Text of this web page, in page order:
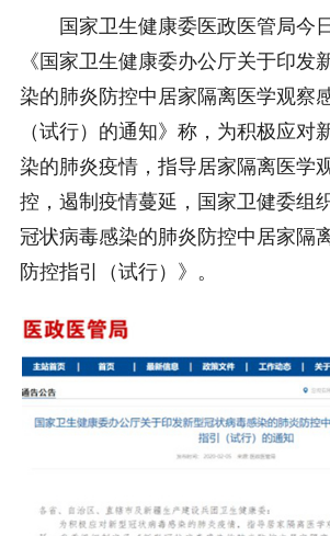
国家卫生健康委医政医管局今
《国家卫生健康委办公厅关于印发
染的肺炎防控中居家隔离医学观察
（试行）的通知》称，为积极应对
染的肺炎疫情，指导居家隔离医学
控，遏制疫情蔓延，国家卫健委组
冠状病毒感染的肺炎防控中居家隔
防控指引（试行）》。